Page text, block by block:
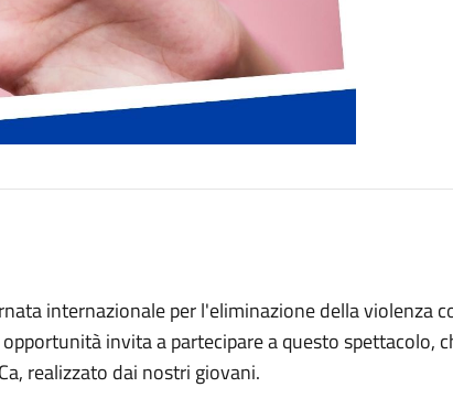
internazionale per l'eliminazione della violenza
invita a partecipare a questo spettacolo,
realizzato dai nostri giovani.